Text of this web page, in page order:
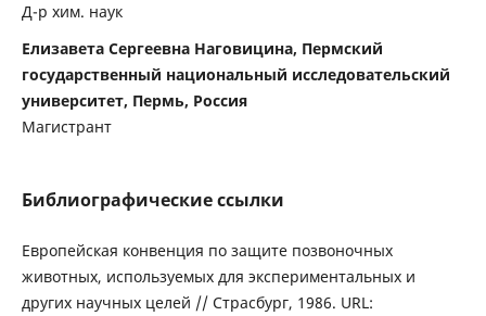
Д-р хим. наук
Елизавета Сергеевна Наговицина, Пермский
государственный национальный исследовательский
университет, Пермь, Россия
Магистрант
Библиографические ссылки
Европейская конвенция по защите позвоночных
животных, используемых для экспериментальных и
других научных целей // Страсбург, 1986. URL: